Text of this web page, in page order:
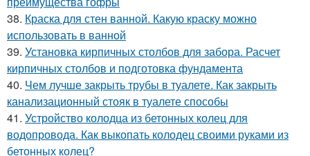
38. Краска для стен ванной. Какую краску можно
использовать в ванной
39. Установка кирпичных столбов для забора. Расчет
кирпичных столбов и подготовка фундамента
40. Чем лучше закрыть трубы в туалете. Как закрыть
канализационный стояк в туалете способы
41. Устройство колодца из бетонных колец для
водопровода. Как выкопать колодец своими руками из
бетонных колец?